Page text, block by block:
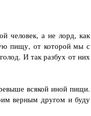
человек, а не лорд, как
пищу, от которой мы с
И так разбух от них
всякой иной пищи.
верным другом и буду